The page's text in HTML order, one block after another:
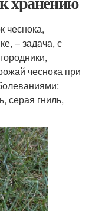
чеснока,
– задача, с
чеснока при
серая гниль,